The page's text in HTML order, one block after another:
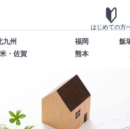
はじめての方
の家づくり
とって「満足して喜ばれている家
て・・・
九州 福岡
飯
・佐賀
熊本